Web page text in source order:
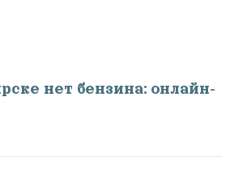
нет бензина: онлайн-